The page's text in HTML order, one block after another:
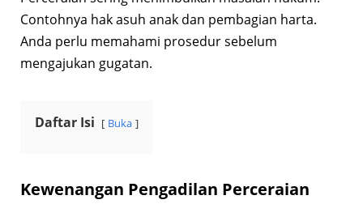
Contohnya hak asuh anak dan pembagian harta.
Anda perlu memahami prosedur sebelum
mengajukan gugatan.
Daftar Isi Buka
Kewenangan Pengadilan Perceraian